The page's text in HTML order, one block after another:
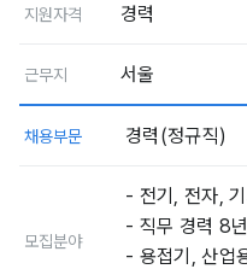
지원자격 경력
근무지 서울
채용부문 경력(정규직)
모집분야
- 전기, 전자,
- 직무 경력 8
- 용접기, 산업